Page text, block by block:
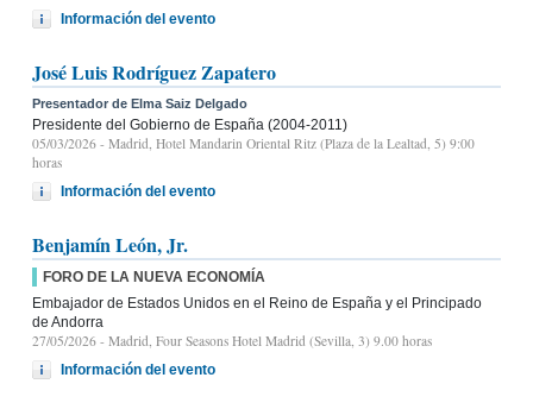
Información del evento
José Luis Rodríguez Zapatero
Presentador de Elma Saiz Delgado
Presidente del Gobierno de España (2004-2011)
05/03/2026 - Madrid, Hotel Mandarin Oriental Ritz (Plaza de la Lealtad, 5) 9:00
horas
Información del evento
Benjamín León, Jr.
FORO DE LA NUEVA ECONOMÍA
Embajador de Estados Unidos en el Reino de España y el Principado
de Andorra
27/05/2026 - Madrid, Four Seasons Hotel Madrid (Sevilla, 3) 9.00 horas
Información del evento